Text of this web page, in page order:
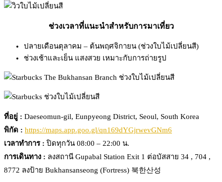
ช่วงเวลาที่แนะนำสำหรับการมาเที่ยว
ปลายเดือนตุลาคม – ต้นพฤศจิกายน (ช่วงใบไม้เปลี่ยนสี)
ช่วงเช้าและเย็น แสงสวย เหมาะกับการถ่ายรูป
ที่อยู่ : Daeseomun-gil, Eunpyeong District, Seoul, South Korea
พิกัด : https://maps.app.goo.gl/qn169dYGjrwevGNm6
เวลาทำการ : ปิดทุกวัน 08:00 – 22:00 น.
การเดินทาง : ลงสถานี Gupabal Station Exit 1 ต่อบัสสาย 34 , 704 ,
8772 ลงป้าย Bukhansanseong (Fortress) 북한산성